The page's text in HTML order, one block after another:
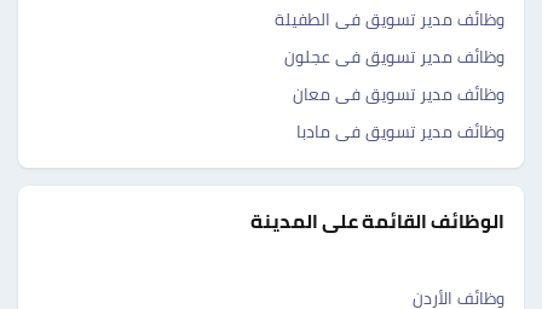
وظائف مدير تسويق فى الطفيلة
وظائف مدير تسويق فى عجلون
وظائف مدير تسويق فى معان
وظائف مدير تسويق فى مادبا
الوظائف القائمة على المدينة
وظائف الأردن